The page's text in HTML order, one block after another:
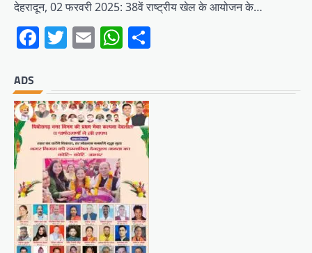
देहरादून, 02 फरवरी 2025: 38वें राष्ट्रीय खेल के आयोजन के…
Facebook
Twitter
EmailWhatsApp
ADS